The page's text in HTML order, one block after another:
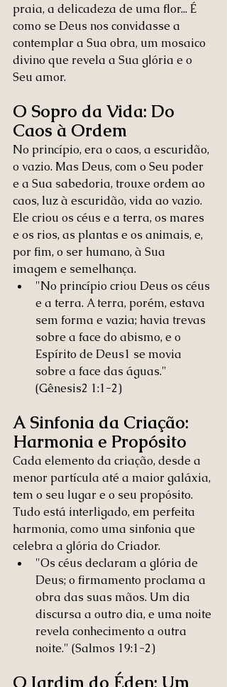
praia, a delicadeza de uma flor... É
como se Deus nos convidasse a
contemplar a Sua obra, um mosaico
divino que revela a Sua glória e o
Seu amor.
O Sopro da Vida: Do
Caos à Ordem
No princípio, era o caos, a escuridão,
o vazio. Mas Deus, com o Seu poder
e a Sua sabedoria, trouxe ordem ao
caos, luz à escuridão, vida ao vazio.
Ele criou os céus e a terra, os mares
e os rios, as plantas e os animais, e,
por fim, o ser humano, à Sua
imagem e semelhança.
"No princípio criou Deus os céus
e a terra. A terra, porém, estava
sem forma e vazia; havia trevas
sobre a face do abismo, e o
Espírito de Deus1 se movia
sobre a face das águas."
(Gênesis2 1:1-2)
A Sinfonia da Criação:
Harmonia e Propósito
Cada elemento da criação, desde a
menor partícula até a maior galáxia,
tem o seu lugar e o seu propósito.
Tudo está interligado, em perfeita
harmonia, como uma sinfonia que
celebra a glória do Criador.
"Os céus declaram a glória de
Deus; o firmamento proclama a
obra das suas mãos. Um dia
discursa a outro dia, e uma noite
revela conhecimento a outra
noite." (Salmos 19:1-2)
O Jardim do Éden: Um